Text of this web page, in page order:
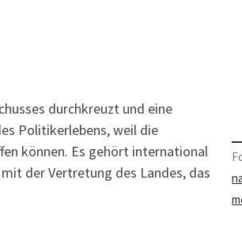
durchkreuzt und eine
Politikerlebens, weil die
können. Es gehört international
der Vertretung des Landes, das